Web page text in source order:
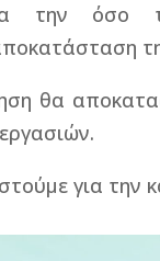
την όσο
θα
για την